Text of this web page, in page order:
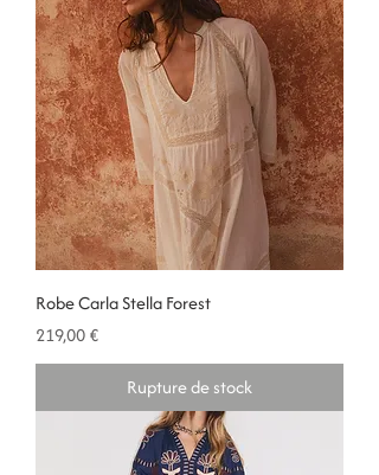
Robe Carla Stella Forest
Prix
219,00 €
Rupture de stock